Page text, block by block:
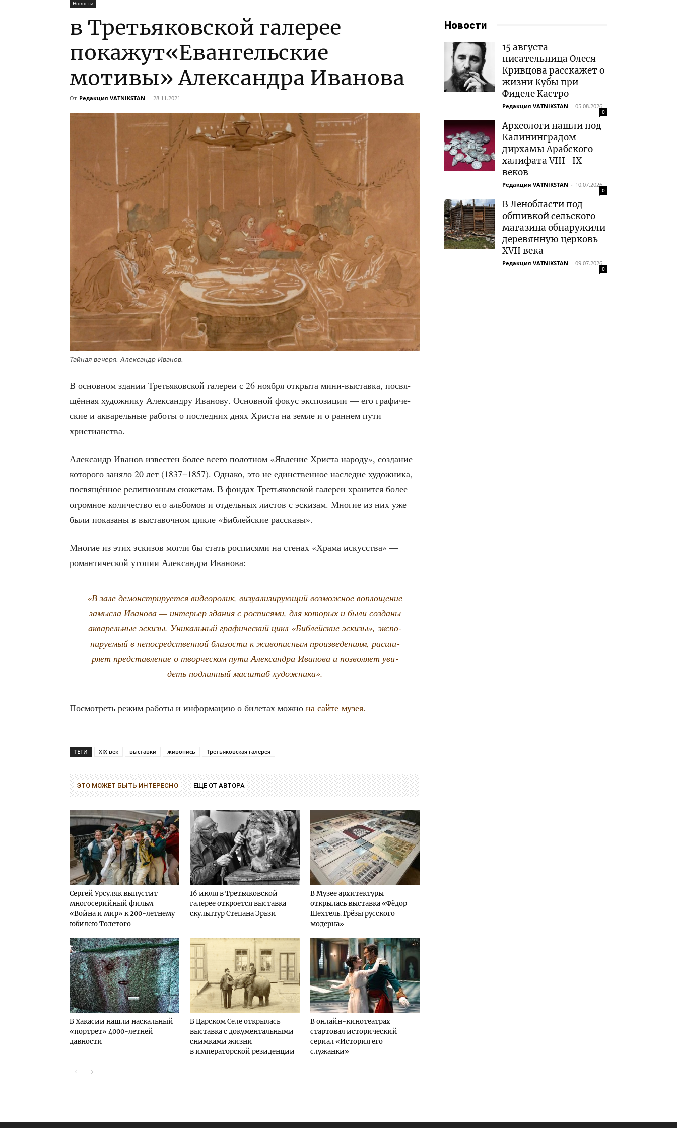
Новости
в Третьяковской галерее
покажут«Евангельские
мотивы» Александра Иванова
От Редакция VATNIKSTAN - 28.11.2021
Тай­ная вече­ря. Алек­сандр Иванов.
В основ­ном зда­нии Тре­тья­ков­ской гале­реи с 26 нояб­ря откры­та мини-выстав­ка, посвя­
щён­ная худож­ни­ку Алек­сан­дру Ива­но­ву. Основ­ной фокус экс­по­зи­ции — его гра­фи­че­
ские и аква­рель­ные рабо­ты о послед­них днях Хри­ста на зем­ле и о ран­нем пути
христианства.
Алек­сандр Ива­нов изве­стен более все­го полот­ном «Явле­ние Хри­ста наро­ду», созда­ние
кото­ро­го заня­ло 20 лет (1837−1857). Одна­ко, это не един­ствен­ное насле­дие худож­ни­ка,
посвя­щён­ное рели­ги­оз­ным сюже­там. В фон­дах Тре­тья­ков­ской гале­реи хра­нит­ся более
огром­ное коли­че­ство его аль­бо­мов и отдель­ных листов с эски­зам. Мно­гие из них уже
были пока­за­ны в выста­воч­ном цик­ле «Биб­лей­ские рассказы».
Мно­гие из этих эски­зов мог­ли бы стать рос­пи­ся­ми на сте­нах «Хра­ма искус­ства» —
роман­ти­че­ской уто­пии Алек­сандра Иванова:
«В зале демон­стри­ру­ет­ся видео­ро­лик, визу­а­ли­зи­ру­ю­щий воз­мож­ное вопло­ще­ние
замыс­ла Ива­но­ва — инте­рьер зда­ния с рос­пи­ся­ми, для кото­рых и были созда­ны
аква­рель­ные эски­зы. Уни­каль­ный гра­фи­че­ский цикл «Биб­лей­ские эски­зы», экс­по­
ни­ру­е­мый в непо­сред­ствен­ной бли­зо­сти к живо­пис­ным про­из­ве­де­ни­ям, рас­ши­
ря­ет пред­став­ле­ние о твор­че­ском пути Алек­сандра Ива­но­ва и поз­во­ля­ет уви­
деть под­лин­ный мас­штаб художника».
Посмот­реть режим рабо­ты и инфор­ма­цию о биле­тах мож­но на сай­те музея.
ТЕГИ XIX век выставки живопись Третьяковская галерея
ЭТО МОЖЕТ БЫТЬ ИНТЕРЕСНО ЕЩЕ ОТ АВТОРА
Сергей Урсуляк выпустит
многосерийный фильм
«Война и мир» к 200-летнему
юбилею Толстого
16 июля в Третьяковской
галерее откроется выставка
скульптур Степана Эрьзи
В Музее архитектуры
открылась выставка «Фёдор
Шехтель. Грёзы русского
модерна»
В Хакасии нашли наскальный
«портрет» 4000-летней
давности
В Царском Селе открылась
выставка с документальными
снимками жизни
в императорской резиденции
В онлайн-кинотеатрах
стартовал исторический
сериал «История его
служанки»
Новости
15 августа
писательница Олеся
Кривцова расскажет о
жизни Кубы при
Фиделе Кастро
Редакция VATNIKSTAN - 05.08.2026
0
Археологи нашли под
Калининградом
дирхамы Арабского
халифата VIII–IX
веков
Редакция VATNIKSTAN - 10.07.2026
0
В Ленобласти под
обшивкой сельского
магазина обнаружили
деревянную церковь
XVII века
Редакция VATNIKSTAN - 09.07.2026
0